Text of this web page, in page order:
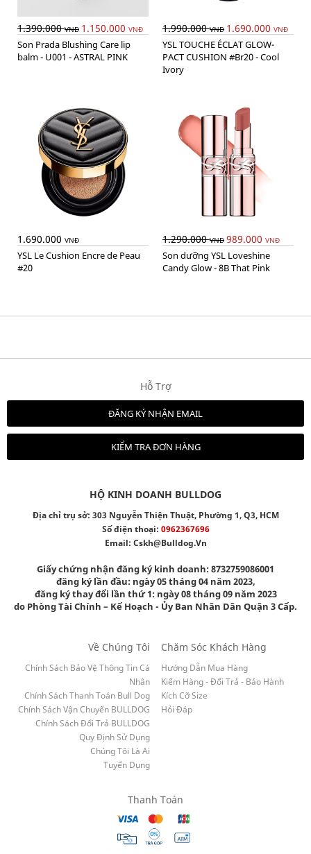
1.390.000VNĐ 1.150.000 VNĐ
Son Prada Blushing Care lip
balm - U001 - ASTRAL PINK
1.990.000VNĐ 1.690.000 VNĐ
YSL TOUCHE ÉCLAT GLOW-
PACT CUSHION #Br20 - Cool
Ivory
1.690.000 VNĐ
YSL Le Cushion Encre de Peau
#20
1.290.000VNĐ 989.000 VNĐ
Son dưỡng YSL Loveshine
Candy Glow - 8B That Pink
Hỗ Trợ
ĐĂNG KÝ NHẬN EMAIL
KIỂM TRA ĐƠN HÀNG
HỘ KINH DOANH BULLDOG
Địa chỉ trụ sở: 303 Nguyễn Thiện Thuật, Phường 1, Q3, HCM
Số điện thoại: 0962367696
Email: Cskh@bulldog.vn
Giấy chứng nhận đăng ký kinh doanh: 8732759086001
đăng ký lần đầu: ngày 05 tháng 04 năm 2023,
đăng ký thay đổi lần thứ 1: ngày 08 tháng 09 năm 2023
do Phòng Tài Chính – Kế Hoạch - Ủy Ban Nhân Dân Quận 3 Cấp.
Về Chúng Tôi
Chính Sách Bảo Vệ Thông Tin Cá
Nhân
Chính Sách Thanh Toán Bull Dog
Chính Sách Vận Chuyển BULLDOG
Chính Sách Đổi Trả BULLDOG
Quy Định Sử Dụng
Chúng Tôi Là Ai
Tuyển Dụng
Chăm Sóc Khách Hàng
Hướng Dẫn Mua Hàng
Kiểm Hàng - Đổi Trả - Bảo Hành
Kích Cỡ Size
Hỏi Đáp
Thanh Toán